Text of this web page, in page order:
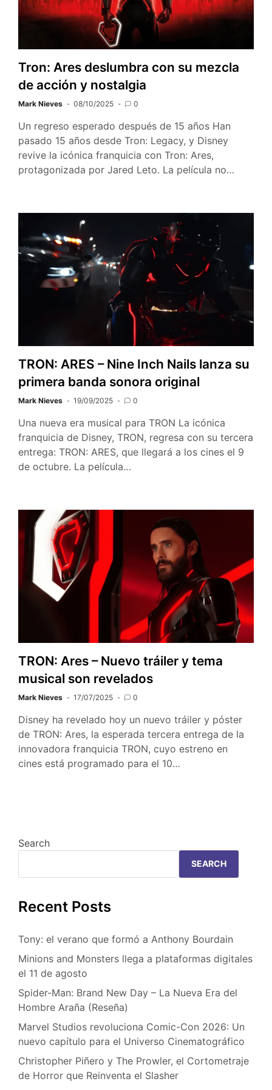
Tron: Ares deslumbra con su mezcla
de acción y nostalgia
Mark Nieves 08/10/2025 0
Un regreso esperado después de 15 años Han
pasado 15 años desde Tron: Legacy, y Disney
revive la icónica franquicia con Tron: Ares,
protagonizada por Jared Leto. La película no…
TRON: ARES – Nine Inch Nails lanza su
primera banda sonora original
Mark Nieves 19/09/2025 0
Una nueva era musical para TRON La icónica
franquicia de Disney, TRON, regresa con su tercera
entrega: TRON: ARES, que llegará a los cines el 9
de octubre. La película…
TRON: Ares – Nuevo tráiler y tema
musical son revelados
Mark Nieves 17/07/2025 0
Disney ha revelado hoy un nuevo tráiler y póster
de TRON: Ares, la esperada tercera entrega de la
innovadora franquicia TRON, cuyo estreno en
cines está programado para el 10…
Search
SEARCH
Recent Posts
Tony: el verano que formó a Anthony Bourdain
Minions and Monsters llega a plataformas digitales
el 11 de agosto
Spider-Man: Brand New Day – La Nueva Era del
Hombre Araña (Reseña)
Marvel Studios revoluciona Comic-Con 2026: Un
nuevo capítulo para el Universo Cinematográfico
Christopher Piñero y The Prowler, el Cortometraje
de Horror que Reinventa el Slasher